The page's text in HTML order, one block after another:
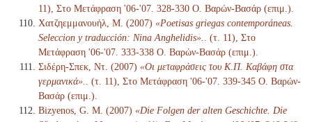
11), Στο Μετάφραση '06-'07. 328-330 Ο. Βαρών-Βασάρ (επιμ.).
Χατζηεμμανουήλ, Μ. (2007) «Poetisas griegas contemporáneas.
Seleccion y traducción: Nina Anghelidis».
. (τ. 11), Στο
Μετάφραση '06-'07. 333-338 Ο. Βαρών-Βασάρ (επιμ.).
Σιδέρη-Σπεκ, Ντ. (2007) «Οι μεταφράσεις του Κ.Π. Καβάφη στα
γερμανικά».
. (τ. 11), Στο Μετάφραση '06-'07. 339-345 Ο. Βαρών-
Βασάρ (επιμ.).
Bizyenos, G. M. (2007) «Die Folgen der alten Geschichte. Die